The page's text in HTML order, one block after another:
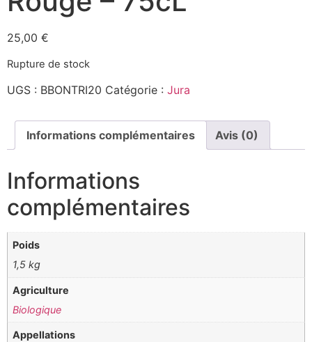
25,00 €
Rupture de stock
UGS : BBONTRI20 Catégorie : Jura
Informations complémentaires Avis (0)
Informations
complémentaires
Poids
1,5 kg
Agriculture
Biologique
Appellations